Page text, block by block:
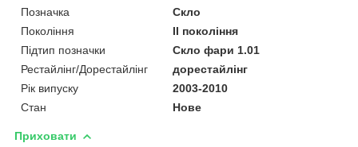
Позначка
Скло
Покоління
II покоління
Підтип позначки
Скло фари 1.01
Рестайлінг/Дорестайлінг
дорестайлінг
Рік випуску
2003-2010
Стан
Нове
Приховати